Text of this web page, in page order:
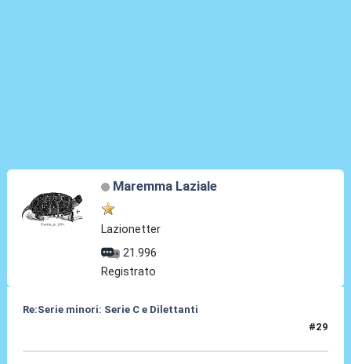
Maremma Laziale
Lazionetter
21.996
Registrato
Re:Serie minori: Serie C e Dilettanti
#29